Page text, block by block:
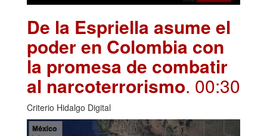
De la Espriella asume el
poder en Colombia con
la promesa de combatir
al narcoterrorismo. 00:30
Criterio Hidalgo Digital